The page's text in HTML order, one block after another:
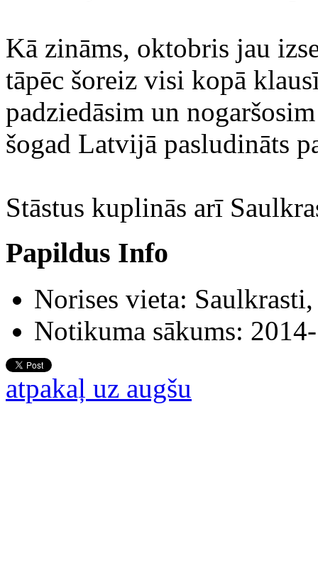
Kā zināms, oktobris jau
tāpēc šoreiz visi kopā
padziedāsim un
šogad Latvijā pasludināts
Stāstus kuplinās arī
Papildus Info
Norises vieta:
Notikuma sākums:
atpakaļ uz augšu